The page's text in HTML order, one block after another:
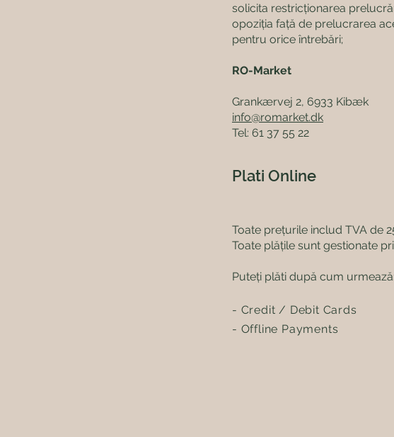
solicita restricționarea
opoziția față de prelucrarea
pentru orice întrebări;
RO-Market
Grankærvej 2, 6933 Kibæk
info@romarket.dk
Tel: 61 37 55 22
Plati Online
Toate prețurile includ TVA de
Toate plățile sunt gestionate
Puteți plăti după cum urmează:​
- Credit / Debit Cards
- Offline Payments